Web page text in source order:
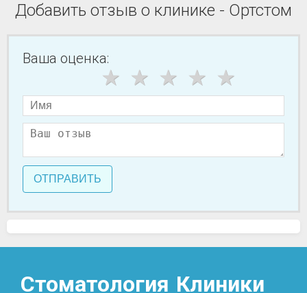
Добавить отзыв о клинике - Ортстом
Ваша оценка:
ОТПРАВИТЬ
Стоматология Клиники